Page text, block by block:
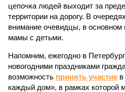
цепочка людей выходит за
территории на дорогу. В
внимание очевидцы, в основном
мамы с детьми.
Напомним, ежегодно в
новогодними праздниками
возможность принять участие
каждый дом», в рамках которой